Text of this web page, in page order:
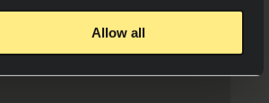
Allow all